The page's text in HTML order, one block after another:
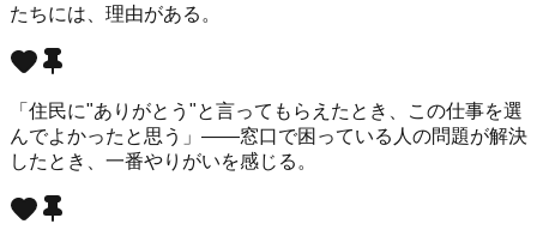
たちには、理由がある。
「住民に"ありがとう"と言ってもらえたとき、この仕事を選
んでよかったと思う」——窓口で困っている人の問題が解決
したとき、一番やりがいを感じる。